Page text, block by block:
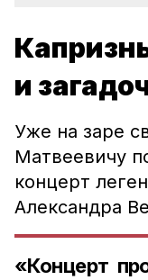
и
Уже на заре
Матвеевичу
концерт
Александра
«Концерт